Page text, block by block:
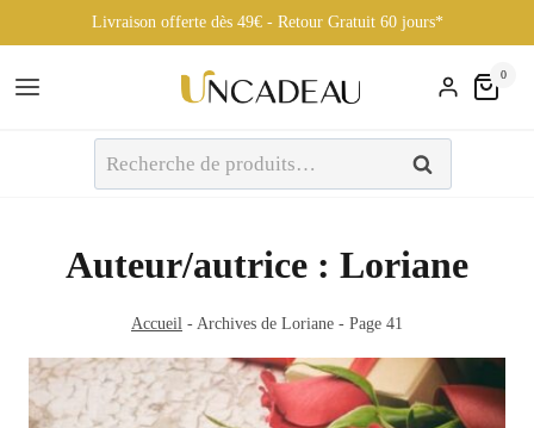
Livraison offerte dès 49€ - Retour Gratuit 60 jours*
au
0
Recherche
pour :
Recherche
Auteur/autrice : Loriane
Accueil -Archives de Loriane - Page 41